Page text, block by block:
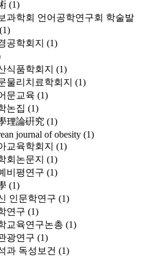
(1)
과학회 언어공학연구회 학술발
(1)
공학회지 (1)
식품학회지 (1)
물리치료학회지 (1)
문교육 (1)
논집 (1)
理論硏究 (1)
journal of obesity (1)
교육학회지 (1)
회논문지 (1)
비평연구 (1)
(1)
인문학연구 (1)
연구 (1)
교육연구논총 (1)
광연구 (1)
과 독성보건 (1)